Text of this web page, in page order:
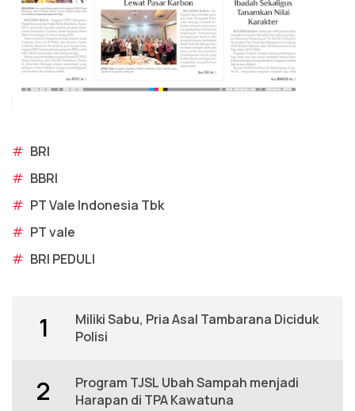
# BRI
# BBRI
# PT Vale Indonesia Tbk
# PT vale
# BRI PEDULI
1
Miliki Sabu, Pria Asal Tambarana Diciduk
Polisi
2
Program TJSL Ubah Sampah menjadi
Harapan di TPA Kawatuna